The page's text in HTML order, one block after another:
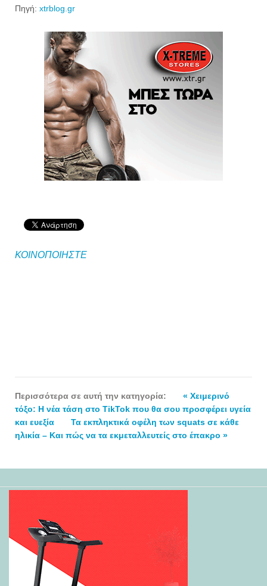
Πηγή: xtrblog.gr
ΚΟΙΝΟΠΟΙΗΣΤΕ
Περισσότερα σε αυτή την κατηγορία:
« Χειμερινό
τόξο: H νέα τάση στο TikTok που θα σου προσφέρει υγεία
και ευεξία
Τα εκπληκτικά οφέλη των squats σε κάθε
ηλικία – Και πώς να τα εκμεταλλευτείς στο έπακρο »